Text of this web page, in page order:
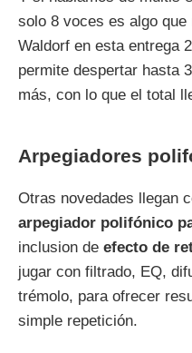
solo 8 voces es algo
Waldorf en esta entrega
permite despertar hasta
más, con lo que el total
Arpegiadores
Otras novedades llegan
arpegiador polifónico
inclusion de efecto de
jugar con filtrado, EQ,
trémolo, para ofrecer
simple repetición.